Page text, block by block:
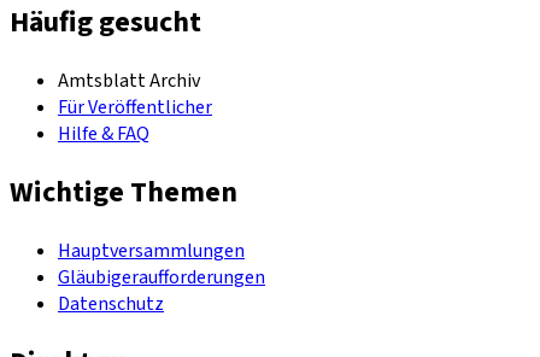
Häufig gesucht
Amtsblatt Archiv
Für Veröffentlicher
Hilfe & FAQ
Wichtige Themen
Hauptversammlungen
Gläubigeraufforderungen
Datenschutz